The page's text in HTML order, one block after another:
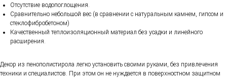
Отсутствие водопоглощения.
Сравнительно небольшой вес (в сравнении с натуральным камнем, гипсом и
стеклофибробетоном)
Качественный теплоизоляционный материал без усадки и линейного
расширения.
Декор из пенополистирола легко установить своими руками, без привлечения
техники и специалистов. При этом он не нуждается в поверхностном защитном